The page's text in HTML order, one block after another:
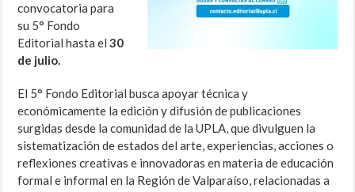
convocatoria para
su 5° Fondo
Editorial hasta el 30
de julio.
El 5° Fondo Editorial busca apoyar técnica y
económicamente la edición y difusión de publicaciones
surgidas desde la comunidad de la UPLA, que divulguen la
sistematización de estados del arte, experiencias, acciones o
reflexiones creativas e innovadoras en materia de educación
formal e informal en la Región de Valparaíso, relacionadas a